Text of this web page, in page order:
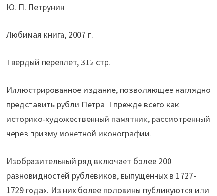
Ю. П. Петрунин
Любимая книга, 2007 г.
Твердый переплет, 312 стр.
Иллюстрированное издание, позволяющее наглядно
представить рубли Петра II прежде всего как
историко-художественный памятник, рассмотренный
через призму монетной иконографии.
Изобразительный ряд включает более 200
разновидностей рублевиков, выпущенных в 1727-
1729 годах. Из них более половины публикуются или